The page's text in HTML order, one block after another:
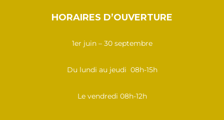
HORAIRES D’OUVERTURE
1er juin – 30 septembre
Du lundi au jeudi 08h-15h
Le vendredi 08h-12h